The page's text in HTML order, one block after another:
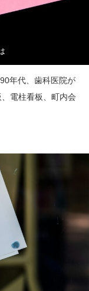
年代、歯科医院が
電柱看板、町内会